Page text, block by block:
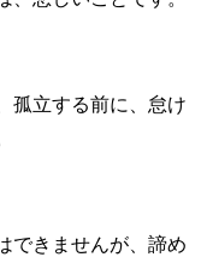
孤立する前に、怠け
できませんが、諦め